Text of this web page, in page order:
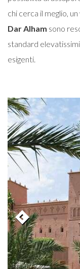
chi cerca il meglio,
Dar Alham sono
standard
esigenti.